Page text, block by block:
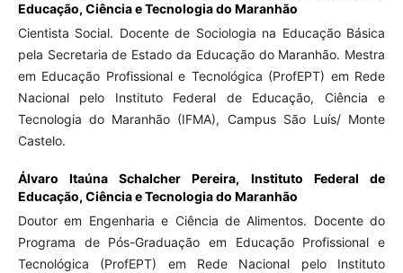
Educação, Ciência e Tecnologia do Maranhão
Cientista Social. Docente de Sociologia na Educação Básica
pela Secretaria de Estado da Educação do Maranhão. Mestra
em Educação Profissional e Tecnológica (ProfEPT) em Rede
Nacional pelo Instituto Federal de Educação, Ciência e
Tecnologia do Maranhão (IFMA), Campus São Luís/ Monte
Castelo.
Álvaro Itaúna Schalcher Pereira, Instituto Federal de
Educação, Ciência e Tecnologia do Maranhão
Doutor em Engenharia e Ciência de Alimentos. Docente do
Programa de Pós-Graduação em Educação Profissional e
Tecnológica (ProfEPT) em Rede Nacional pelo Instituto